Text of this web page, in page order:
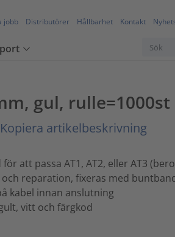
jobb Distributörer Hållbarhet Kontakt
gul, rulle=1000st
Kopiera artikelbeskrivning
att passa AT1, AT2, eller AT3
reparation, fixeras med
kabel innan anslutning
vitt och färgkod